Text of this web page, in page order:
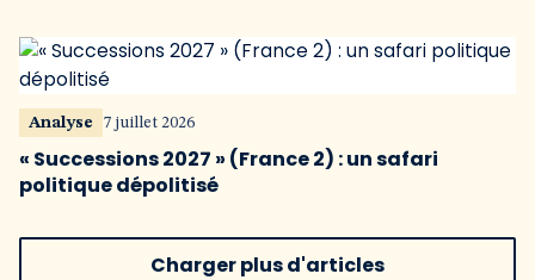
Analyse 7 juillet 2026
« Successions 2027 » (France 2) : un safari
politique dépolitisé
Charger plus d'articles